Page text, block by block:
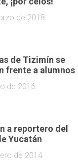
de 2018
de Tizimín se
frente a alumnos
de 2016
a reportero del
Yucatán
de 2014